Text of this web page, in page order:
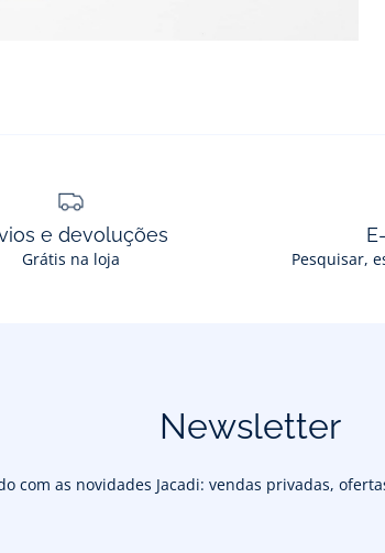
e devoluções
Grátis na loja Pesquisar,
Newsletter
com as novidades Jacadi: vendas privadas,